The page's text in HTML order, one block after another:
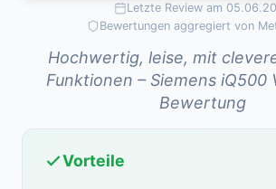
Letzte Review am
Bewertungen aggregiert von
Hochwertig, leise, mit
Funktionen – Siemens iQ500
Bewertung
Vorteile